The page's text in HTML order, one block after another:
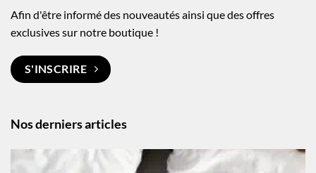
Nos derniers articles
Afin d'être informé des nouveautés ainsi que des offres
exclusives sur notre boutique !
S'INSCRIRE